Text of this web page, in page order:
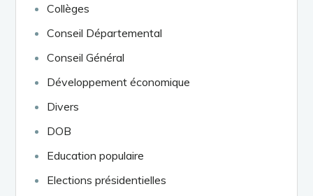
Collèges
Conseil Départemental
Conseil Général
Développement économique
Divers
DOB
Education populaire
Elections présidentielles